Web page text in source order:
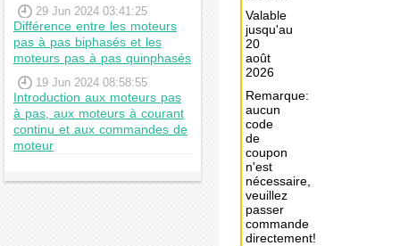
29 Jun 2024 03:41:25
Différence entre les moteurs
pas à pas biphasés et les
moteurs pas à pas quinphasés
19 Jun 2024 08:58:55
Introduction aux moteurs pas
à pas, aux moteurs à courant
continu et aux commandes de
moteur
Valable
jusqu'au
20
août
2026
Remarque:
aucun
code
de
coupon
n'est
nécessaire,
veuillez
passer
commande
directement!